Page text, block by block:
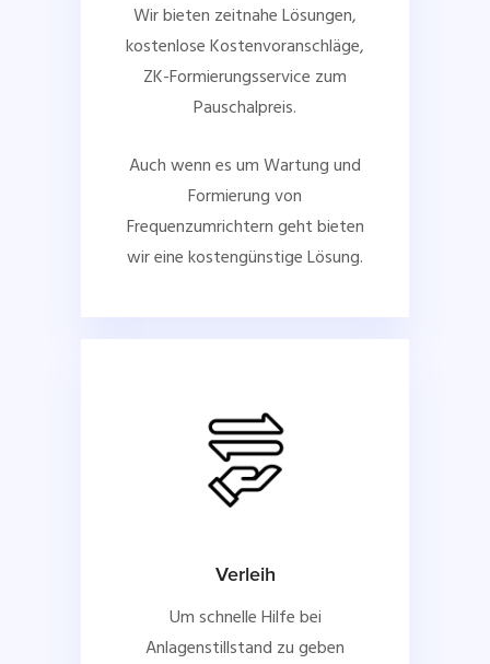
Wir bieten zeitnahe Lösungen,
kostenlose Kostenvoranschläge,
ZK-Formierungsservice zum
Pauschalpreis.
Auch wenn es um Wartung und
Formierung von
Frequenzumrichtern geht bieten
wir eine kostengünstige Lösung.
Verleih
Um schnelle Hilfe bei
Anlagenstillstand zu geben